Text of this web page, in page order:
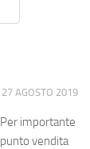
27 AGOSTO 2019
Per importante
punto vendita